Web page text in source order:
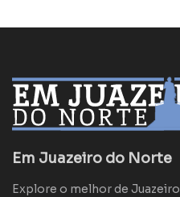
Em Juazeiro do Norte
Explore o melhor de